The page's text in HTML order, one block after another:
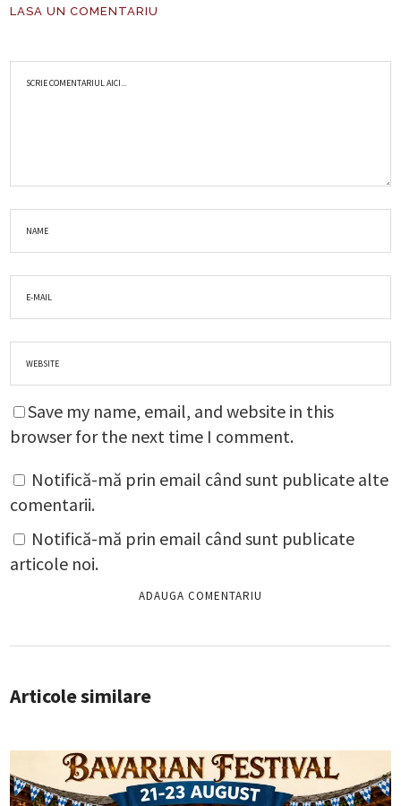
LASA UN COMENTARIU
Save my name, email, and website in this
browser for the next time I comment.
Notifică-mă prin email când sunt publicate alte
comentarii.
Notifică-mă prin email când sunt publicate
articole noi.
Articole similare